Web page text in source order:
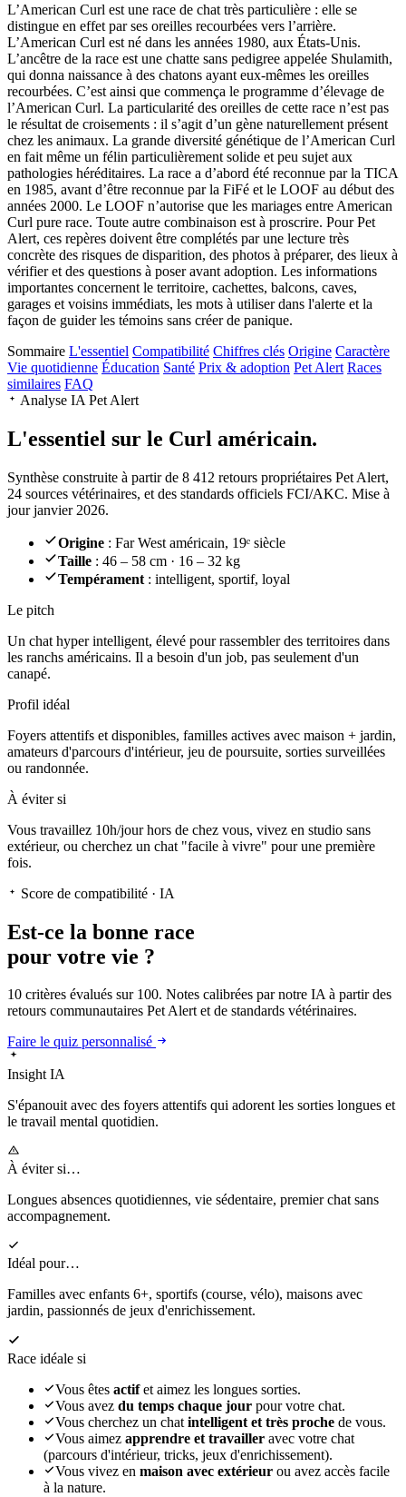
L’American Curl est une race de chat très particulière : elle se
distingue en effet par ses oreilles recourbées vers l’arrière.
L’American Curl est né dans les années 1980, aux États-Unis.
L’ancêtre de la race est une chatte sans pedigree appelée Shulamith,
qui donna naissance à des chatons ayant eux-mêmes les oreilles
recourbées. C’est ainsi que commença le programme d’élevage de
l’American Curl. La particularité des oreilles de cette race n’est pas
le résultat de croisements : il s’agit d’un gène naturellement présent
chez les animaux. La grande diversité génétique de l’American Curl
en fait même un félin particulièrement solide et peu sujet aux
pathologies héréditaires. La race a d’abord été reconnue par la TICA
en 1985, avant d’être reconnue par la FiFé et le LOOF au début des
années 2000. Le LOOF n’autorise que les mariages entre American
Curl pure race. Toute autre combinaison est à proscrire. Pour Pet
Alert, ces repères doivent être complétés par une lecture très
concrète des risques de disparition, des photos à préparer, des lieux à
vérifier et des questions à poser avant adoption. Les informations
importantes concernent le territoire, cachettes, balcons, caves,
garages et voisins immédiats, les mots à utiliser dans l'alerte et la
façon de guider les témoins sans créer de panique.
Sommaire L'essentiel Compatibilité Chiffres clés Origine Caractère
Vie quotidienne Éducation Santé Prix & adoption Pet Alert Races
similaires FAQ
Analyse IA Pet Alert
L'essentiel sur le Curl américain.
Synthèse construite à partir de 8 412 retours propriétaires Pet Alert,
24 sources vétérinaires, et des standards officiels FCI/AKC. Mise à
jour janvier 2026.
Origine : Far West américain, 19ᵉ siècle
Taille : 46 – 58 cm · 16 – 32 kg
Tempérament : intelligent, sportif, loyal
Le pitch
Un chat hyper intelligent, élevé pour rassembler des territoires dans
les ranchs américains. Il a besoin d'un job, pas seulement d'un
canapé.
Profil idéal
Foyers attentifs et disponibles, familles actives avec maison + jardin,
amateurs d'parcours d'intérieur, jeu de poursuite, sorties surveillées
ou randonnée.
À éviter si
Vous travaillez 10h/jour hors de chez vous, vivez en studio sans
extérieur, ou cherchez un chat "facile à vivre" pour une première
fois.
Score de compatibilité · IA
Est-ce la bonne race
pour votre vie ?
10 critères évalués sur 100. Notes calibrées par notre IA à partir des
retours communautaires Pet Alert et de standards vétérinaires.
Faire le quiz personnalisé
Insight IA
S'épanouitavec des foyers attentifs qui adorent les sorties longues et
le travail mental quotidien.
À éviter si…
Longues absences quotidiennes, vie sédentaire, premier chat sans
accompagnement.
Idéal pour…
Familles avec enfants 6+, sportifs (course, vélo), maisons avec
jardin, passionnés de jeux d'enrichissement.
Race idéale si
Vous êtes actifet aimez les longues sorties.
Vous avez du temps chaque jour pour votre chat.
Vous cherchez un chatintelligent et très proche de vous.
Vous aimez apprendre et travailler avec votre chat
(parcours d'intérieur, tricks, jeux d'enrichissement).
Vous vivez en maison avec extérieur ou avez accès facile
à la nature.